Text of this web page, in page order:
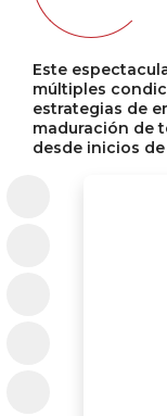
Este
múltiples
estrategias de
maduración de
desde inicios